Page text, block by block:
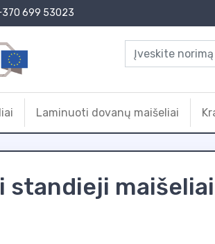
699 53023
Laminuoti dovanų maišeliai
standieji